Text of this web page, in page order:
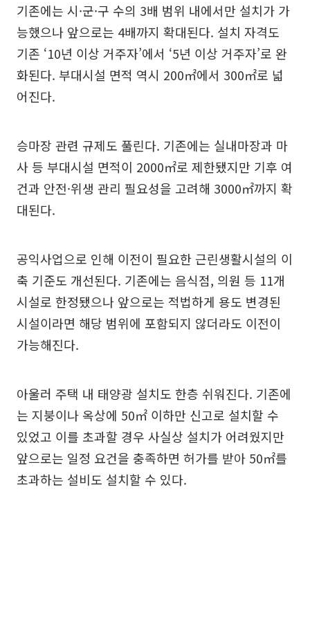
기존에는 시·군·구 수의 3배 범위 내에서만 설치가 가
능했으나 앞으로는 4배까지 확대된다. 설치 자격도
기존 ‘10년 이상 거주자’에서 ‘5년 이상 거주자’로 완
화된다. 부대시설 면적 역시 200㎡에서 300㎡로 넓
어진다.
승마장 관련 규제도 풀린다. 기존에는 실내마장과 마
사 등 부대시설 면적이 2000㎡로 제한됐지만 기후 여
건과 안전·위생 관리 필요성을 고려해 3000㎡까지 확
대된다.
공익사업으로 인해 이전이 필요한 근린생활시설의 이
축 기준도 개선된다. 기존에는 음식점, 의원 등 11개
시설로 한정됐으나 앞으로는 적법하게 용도 변경된
시설이라면 해당 범위에 포함되지 않더라도 이전이
가능해진다.
아울러 주택 내 태양광 설치도 한층 쉬워진다. 기존에
는 지붕이나 옥상에 50㎡ 이하만 신고로 설치할 수
있었고 이를 초과할 경우 사실상 설치가 어려웠지만
앞으로는 일정 요건을 충족하면 허가를 받아 50㎡를
초과하는 설비도 설치할 수 있다.